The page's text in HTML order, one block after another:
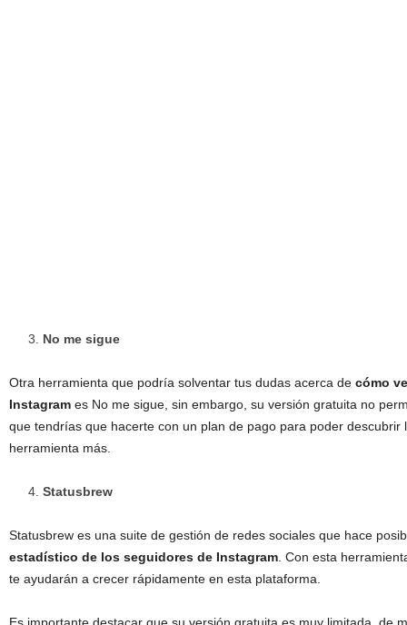
No me sigue
Otra herramienta que podría solventar tus dudas acerca de cómo
Instagram es No me sigue, sin embargo, su versión gratuita no
que tendrías que hacerte con un plan de pago para poder descubrir
herramienta más.
Statusbrew
Statusbrew es una suite de gestión de redes sociales que hace
estadístico de los seguidores de Instagram. Con esta
te ayudarán a crecer rápidamente en esta plataforma.